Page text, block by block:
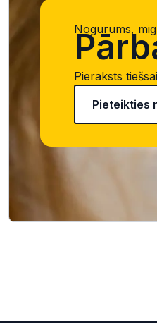
Nogurums,
Pieraksts
Pieteikties